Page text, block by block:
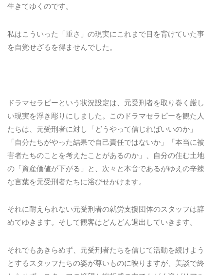
生きてゆくのです。
私はこういった「重さ」の現実にこれまで目を背けていた事
を自覚せざるを得ませんでした。
ドラマセラピーという状況設定は、元受刑者を取り巻く厳し
い現実を浮き彫りにしました。このドラマセラピーを観た人
たちは、元受刑者に対し「どうやって信じればいいのか」
「自分たちがやった結果で自己責任ではないか」「本当に被
害者たちのことを考えたことがあるのか」、自分の住む土地
の「資産価値が下がる」と、次々と本音であるがゆえの辛辣
な言葉を元受刑者たちに浴びせかけます。
それに耐えられない元受刑者の就労支援団体のスタッフは辞
めてゆきます。そして観客はどんどん退出していきます。
それでもあきらめず、元受刑者たちを信じて活動を続けよう
とするスタッフたちの姿が尊いものに映りますが、美談で終